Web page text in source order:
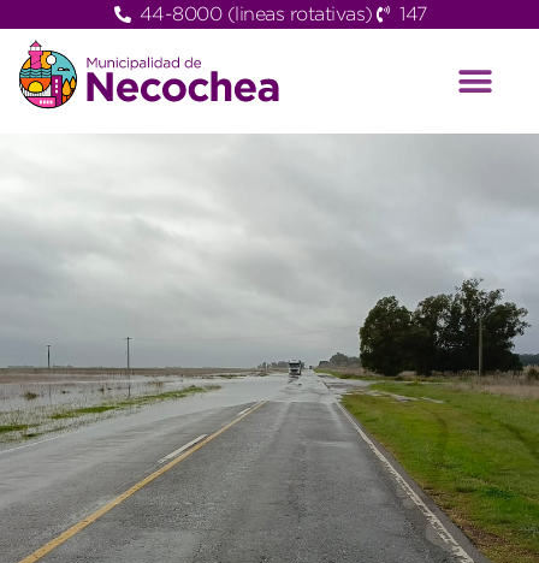
44-8000 (lineas rotativas) 147